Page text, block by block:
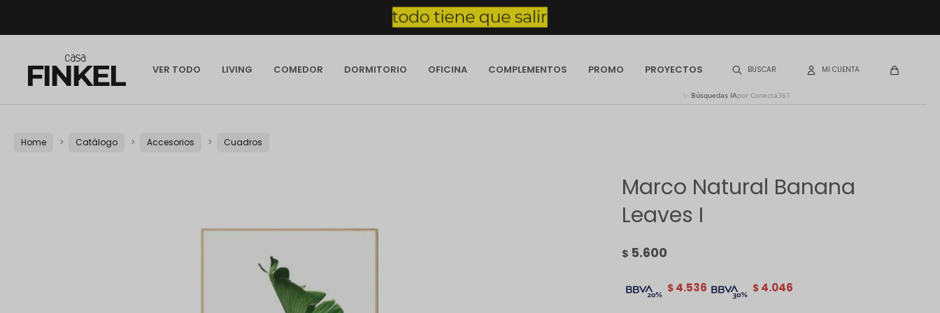
VER TODO LIVING COMEDOR DORMITORIO OFICINA COMPLEMENTOS PROMO PROYECTOS
Búsquedas IApor Conecta361
Home Catálogo Accesorios Cuadros
Marco Natural Banana
Leaves I
$ 5.600
$ 4.046
$ 4.536